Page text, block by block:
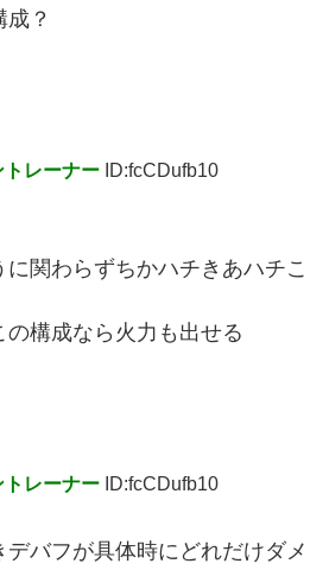
？
レーナー ID:fcCDufb10
関わらずちかハチきあハチこ
構成なら火力も出せる
レーナー ID:fcCDufb10
デバフが具体時にどれだけダメ